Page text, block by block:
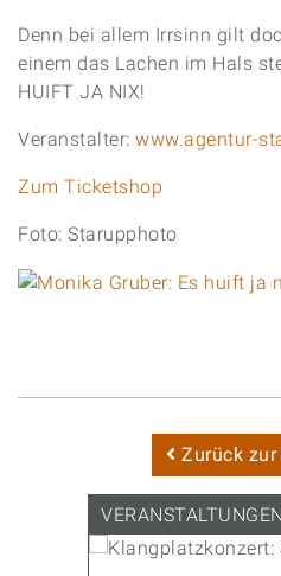
Denn bei allem Irrsinn gilt
einem das Lachen im Hals
HUIFT JA NIX!
Veranstalter: www.agentur-
Zum Ticketshop
Foto: Starupphoto
Zurück
VERANSTALTUNGEN